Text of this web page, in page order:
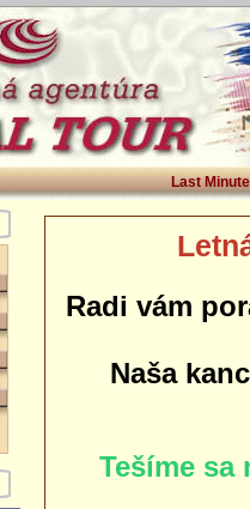
Last Minute
Radi vám
Naša
Tešíme sa